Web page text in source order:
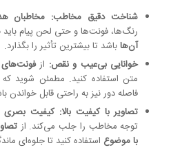
شناخت دقیق مخاطب: مخاطبان
رنگ‌ها، فونت‌ها و حتی لحن پیام باید
آن‌هاباشد تا بیشترین تأثیر را بگذارد.
خوانایی بی‌عیب و نقص: ازفونت‌های
متن استفاده کنید. مطمئن شوید
فاصله دور نیز به راحتی قابل خواندن
تصاویر با کیفیت بالا: کیفیت بصری
توجه مخاطب را جلب می‌کند. از
با موضوع استفاده کنید تا جلوه‌ای